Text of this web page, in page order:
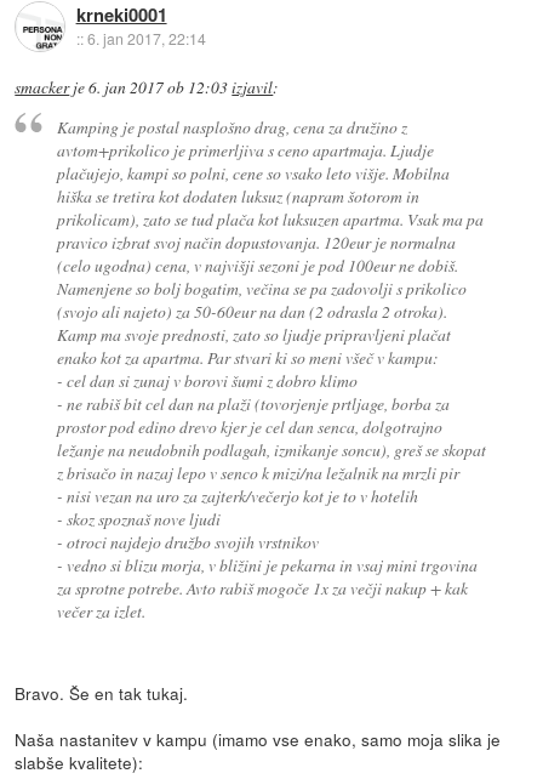
krneki0001
::6. jan 2017, 22:14
smackerje6. jan 2017 ob 12:03izjavil:
Kamping je postal nasplošno drag, cena za družino z
avtom+prikolico je primerljiva s ceno apartmaja. Ljudje
plačujejo, kampi so polni, cene so vsako leto višje. Mobilna
hiška se tretira kot dodaten luksuz (napram šotorom in
prikolicam), zato se tud plača kot luksuzen apartma. Vsak ma pa
pravico izbrat svoj način dopustovanja. 120eur je normalna
(celo ugodna) cena, v najvišji sezoni je pod 100eur ne dobiš.
Namenjene so bolj bogatim, večina se pa zadovolji s prikolico
(svojo ali najeto) za 50-60eur na dan (2 odrasla 2 otroka).
Kamp ma svoje prednosti, zato so ljudje pripravljeni plačat
enako kot za apartma. Par stvari ki so meni všeč v kampu:
- cel dan si zunaj v borovi šumi z dobro klimo
- ne rabiš bit cel dan na plaži (tovorjenje prtljage, borba za
prostor pod edino drevo kjer je cel dan senca, dolgotrajno
ležanje na neudobnih podlagah, izmikanje soncu), greš se skopat
z brisačo in nazaj lepo v senco k mizi/na ležalnik na mrzli pir
- nisi vezan na uro za zajterk/večerjo kot je to v hotelih
- skoz spoznaš nove ljudi
- otroci najdejo družbo svojih vrstnikov
- vedno si blizu morja, v bližini je pekarna in vsaj mini trgovina
za sprotne potrebe. Avto rabiš mogoče 1x za večji nakup + kak
večer za izlet.
Bravo. Še en tak tukaj.
Naša nastanitev v kampu (imamo vse enako, samo moja slika je
slabše kvalitete):